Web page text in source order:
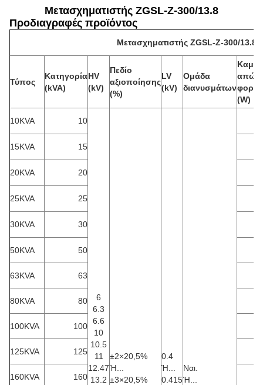
Μετασχηματιστής ZGSL-Z-300/13.8
Προδιαγραφές προϊόντος
Μετασχηματιστής ZGSL-Z-300/13.8
Τύπος
Κατηγορία
(kVA)
HV
(kV)
Πεδίο
αξιοποίησης
(%)
LV
(kV)
Ομάδα
διανυσμάτων
Καμία
(W)
10KVA 10
6
6.3
6.6
10
10.5
11
12.47
13.2
±2×20,5%
Ή...
±3×20,5%
0.4
Ή...
0.415
Ναι.
Ή...
15KVA 15
20KVA 20
25KVA 25
30KVA 30
50KVA 50
63KVA 63
80KVA 80
100KVA 100
125KVA 125
160KVA 160